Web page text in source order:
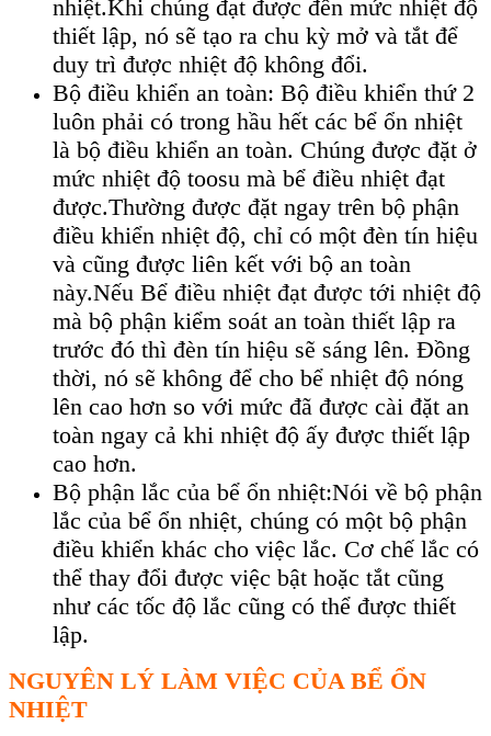
nhiệt.Khi chúng đạt được đến mức nhiệt độ
thiết lập, nó sẽ tạo ra chu kỳ mở và tắt để
duy trì được nhiệt độ không đổi.
Bộ điều khiển an toàn: Bộ điều khiển thứ 2
luôn phải có trong hầu hết các bể ổn nhiệt
là bộ điều khiển an toàn. Chúng được đặt ở
mức nhiệt độ toosu mà bể điều nhiệt đạt
được.Thường được đặt ngay trên bộ phận
điều khiển nhiệt độ, chỉ có một đèn tín hiệu
và cũng được liên kết với bộ an toàn
này.Nếu Bể điều nhiệt đạt được tới nhiệt độ
mà bộ phận kiểm soát an toàn thiết lập ra
trước đó thì đèn tín hiệu sẽ sáng lên. Đồng
thời, nó sẽ không để cho bể nhiệt độ nóng
lên cao hơn so với mức đã được cài đặt an
toàn ngay cả khi nhiệt độ ấy được thiết lập
cao hơn.
Bộ phận lắc của bể ổn nhiệt:Nói về bộ phận
lắc của bể ổn nhiệt, chúng có một bộ phận
điều khiển khác cho việc lắc. Cơ chế lắc có
thể thay đổi được việc bật hoặc tắt cũng
như các tốc độ lắc cũng có thể được thiết
lập.
NGUYÊN LÝ LÀM VIỆC CỦA BỂ ỔN
NHIỆT